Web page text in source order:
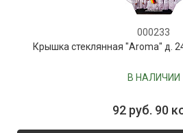
000233
Крышка стеклянная "Aroma" д.
В НАЛИЧИИ
92 руб. 90